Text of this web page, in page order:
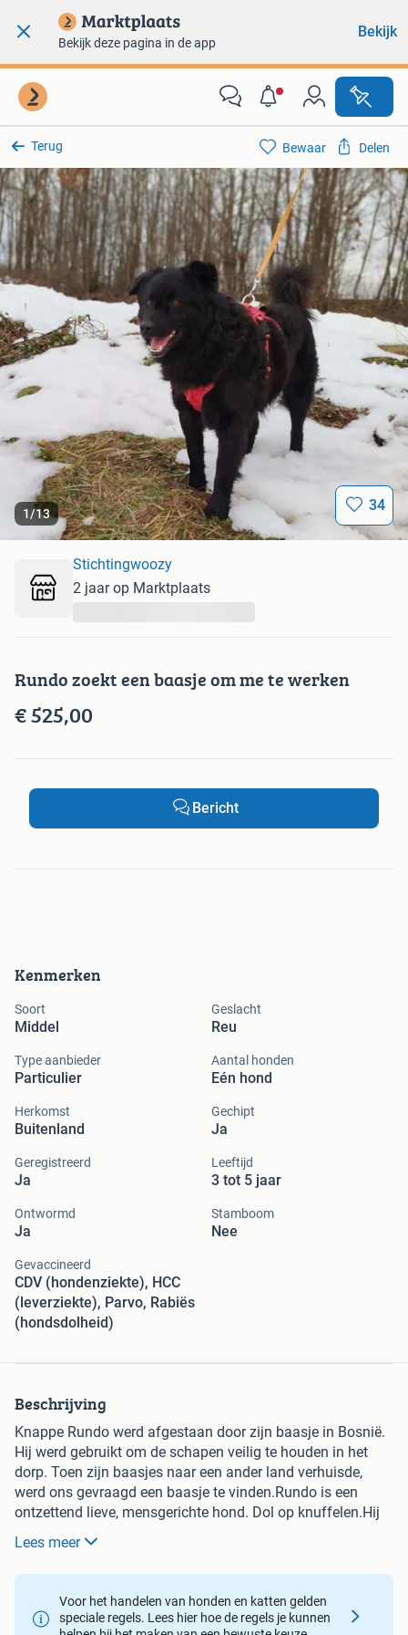
Bekijk deze pagina in de app
Bekijk
Terug
1/13 34
Kenmerken
Soort
Middel
Geslacht
Reu
Type aanbieder
Particulier
Aantal honden
Eén hond
Herkomst
Buitenland
Gechipt
Ja
Geregistreerd
Ja
Leeftijd
3 tot 5 jaar
Ontwormd
Ja
Stamboom
Nee
Gevaccineerd
CDV (hondenziekte), HCC
(leverziekte), Parvo, Rabiës
(hondsdolheid)
Beschrijving
Knappe Rundo werd afgestaan door zijn baasje in Bosnië.
Hij werd gebruikt om de schapen veilig te houden in het
dorp. Toen zijn baasjes naar een ander land verhuisde,
werd ons gevraagd een baasje te vinden.Rundo is een
ontzettend lieve, mensgerichte hond. Dol op knuffelen.Hij
Rundo kan goed opschieten met andere honden, katten en
kinderen. Ook dieren die op een boerderij leven zoals
schapen zijn dus geen probleem. Hele dominante honden
Lees meer
Voor het handelen van honden en katten gelden
speciale regels. Lees hier hoe de regels je kunnen
Bewaar Delen
Rundo zoekt een baasje om me te werken
€ 525,00
Stichtingwoozy
2 jaar op Marktplaats
Bericht